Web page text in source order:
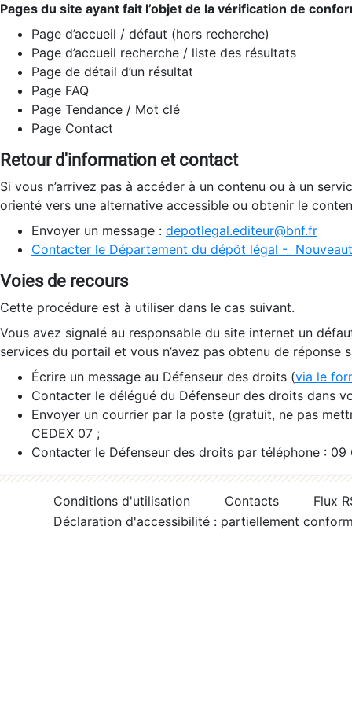
Pages du site ayant fait l’objet de la vérification de
Page d’accueil / défaut (hors recherche)
Page d’accueil recherche / liste des résultats
Page de détail d’un résultat
Page FAQ
Page Tendance / Mot clé
Page Contact
Retour d'information et contact
Si vous n’arrivez pas à accéder à un contenu ou à un
orienté vers une alternative accessible ou obtenir le
Envoyer un message : depotlegal.editeur@bnf.fr
Contacter le Département du dépôt légal -
Voies de recours
Cette procédure est à utiliser dans le cas suivant.
Vous avez signalé au responsable du site internet un
services du portail et vous n’avez pas obtenu de réponse
Écrire un message au Défenseur des droits (via le
Contacter le délégué du Défenseur des droits dans
Envoyer un courrier par la poste (gratuit, ne pas
CEDEX 07 ;
Contacter le Défenseur des droits par téléphone :
Conditions d'utilisation Contacts
Flux
Déclaration d'accessibilité : partiellement